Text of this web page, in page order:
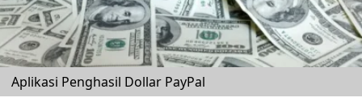
Aplikasi Penghasil Dollar PayPal